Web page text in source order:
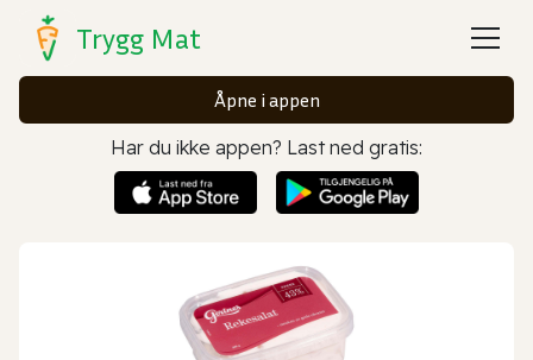
Trygg Mat
Åpne i appen
Har du ikke appen? Last ned gratis: